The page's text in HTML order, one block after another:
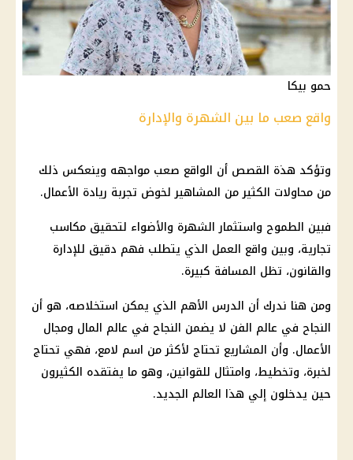
حمو بيكا
واقع صعب ما بين الشهرة والإدارة
وتؤكد هذة القصص أن الواقع صعب مواجهه وينعكس ذلك
من محاولات الكثير من المشاهير لخوض تجربة ريادة الأعمال.
فبين الطموح واستثمار الشهرة والأضواء لتحقيق مكاسب
تجارية، وبين واقع العمل الذي يتطلب فهم دقيق للإدارة
والقانون، تظل المسافة كبيرة.
ومن هنا ندرك أن الدرس الأهم الذي يمكن استخلاصه، هو أن
النجاح في عالم الفن لا يضمن النجاح في عالم المال ومجال
الأعمال. وأن المشاريع تحتاج لأكثر من اسم لامع، فهي تحتاج
لخبرة، وتخطيط، وامتثال للقوانين، وهو ما يفتقده الكثيرون
حين يدخلون إلي هذا العالم الجديد.